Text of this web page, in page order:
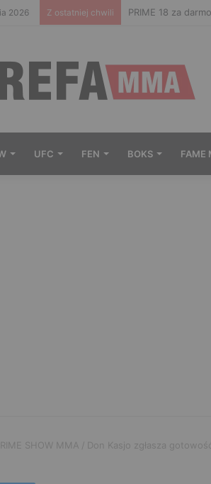
2026 Z ostatniej chwili Gdzie oglądać
UFC FEN BOKS FAME
PRIME SHOW MMA /
Don Kasjo zgłasza